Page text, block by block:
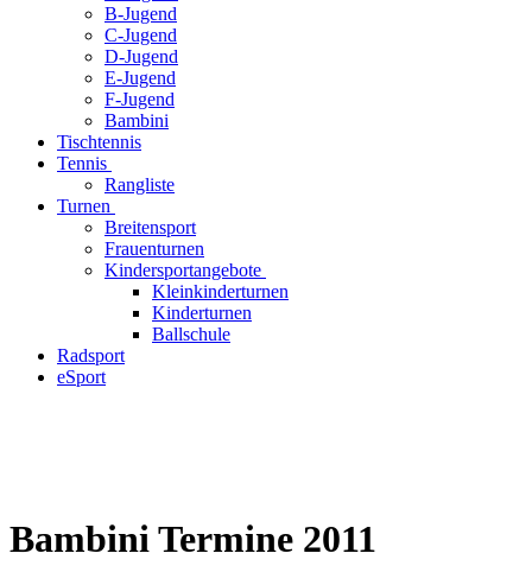
B-Jugend
C-Jugend
D-Jugend
E-Jugend
F-Jugend
Bambini
Tischtennis
Tennis
Rangliste
Turnen
Breitensport
Frauenturnen
Kindersportangebote
Kleinkinderturnen
Kinderturnen
Ballschule
Radsport
eSport
Bambini Termine 2011